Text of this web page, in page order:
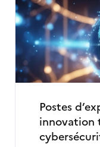
:
de
Postes
innovation